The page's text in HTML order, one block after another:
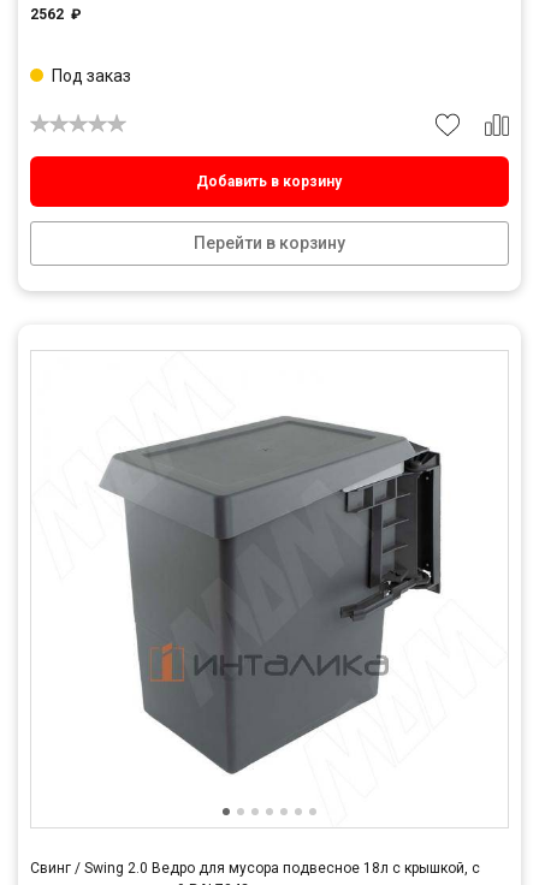
2562 ₽
Добавить в корзину
Перейти в корзину
Под заказ
Свинг / Swing 2.0 Ведро для мусора подвесное 18л с крышкой, с